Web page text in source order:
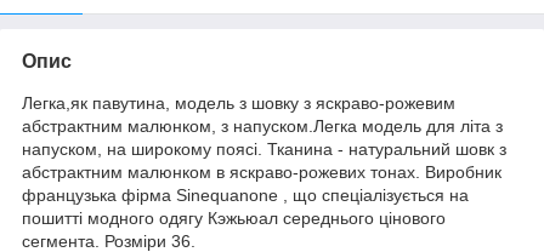
Опис
Легка,як павутина, модель з шовку з яскраво-рожевим
абстрактним малюнком, з напуском.Легка модель для літа з
напуском, на широкому поясі. Тканина - натуральний шовк з
абстрактним малюнком в яскраво-рожевих тонах. Виробник
французька фірма Sinequanone , що спеціалізується на
пошитті модного одягу Кэжьюал середнього цінового
сегмента. Розміри 36.